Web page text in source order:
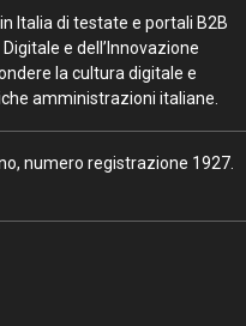
Italia di testate e portali B2B
e dell’Innovazione
la cultura digitale e
amministrazioni italiane.
numero registrazione 1927.